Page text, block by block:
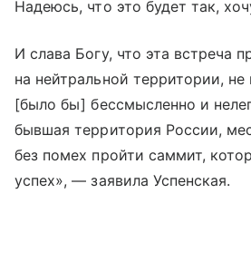
Надеюсь, что это будет так,
И слава Богу, что эта встреча
на нейтральной территории,
[было бы] бессмысленно и
бывшая территория России,
без помех пройти саммит,
успех», — заявила Успенская.